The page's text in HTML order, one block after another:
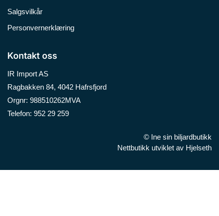
Salgsvilkår
Personvernerklæring
Kontakt oss
IR Import AS
Ragbakken 84, 4042 Hafrsfjord
Orgnr: 988510262MVA
Telefon: 952 29 259
© Ine sin biljardbutikk
Nettbutikk utviklet av Hjelseth